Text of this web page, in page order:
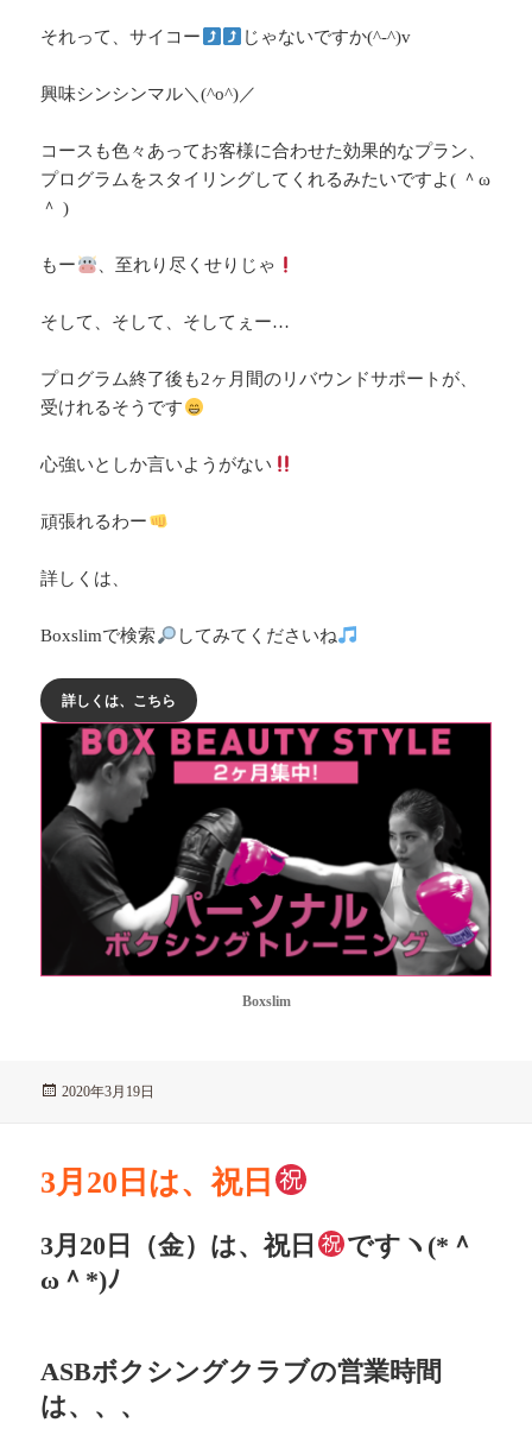
それって、サイコー じゃないですか(^-^)v
興味シンシンマル＼(^o^)／
コースも色々あってお客様に合わせた効果的なプラン、
プログラムをスタイリングしてくれるみたいですよ( ＾ω
＾ )
もー 、至れり尽くせりじゃ
そして、そして、そしてぇー…
プログラム終了後も2ヶ月間のリバウンドサポートが、
受けれるそうです
心強いとしか言いようがない
頑張れるわー
詳しくは、
Boxslimで検索 してみてくださいね
詳しくは、こちら
Boxslim
投
2020年3月19日
3月20日は、祝日
3月20日（金）は、祝日
ですヽ(*＾
ω＾*)ﾉ
ASBボクシングクラブの営業時間
は、、、